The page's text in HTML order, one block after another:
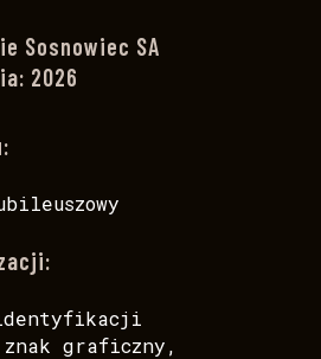
Sosnowiec SA
2026
identyfikacji
graficzny,